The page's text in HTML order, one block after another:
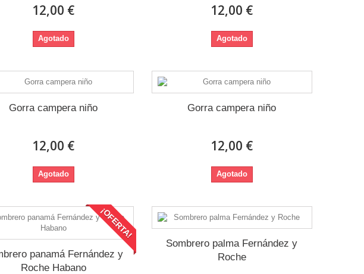
12,00 €
Agotado
12,00 €
Agotado
Gorra campera niño
12,00 €
Agotado
Gorra campera niño
12,00 €
Agotado
¡OFERTA!
panamá Fernández y
Roche Habano
Sombrero palma Fernández y
Roche